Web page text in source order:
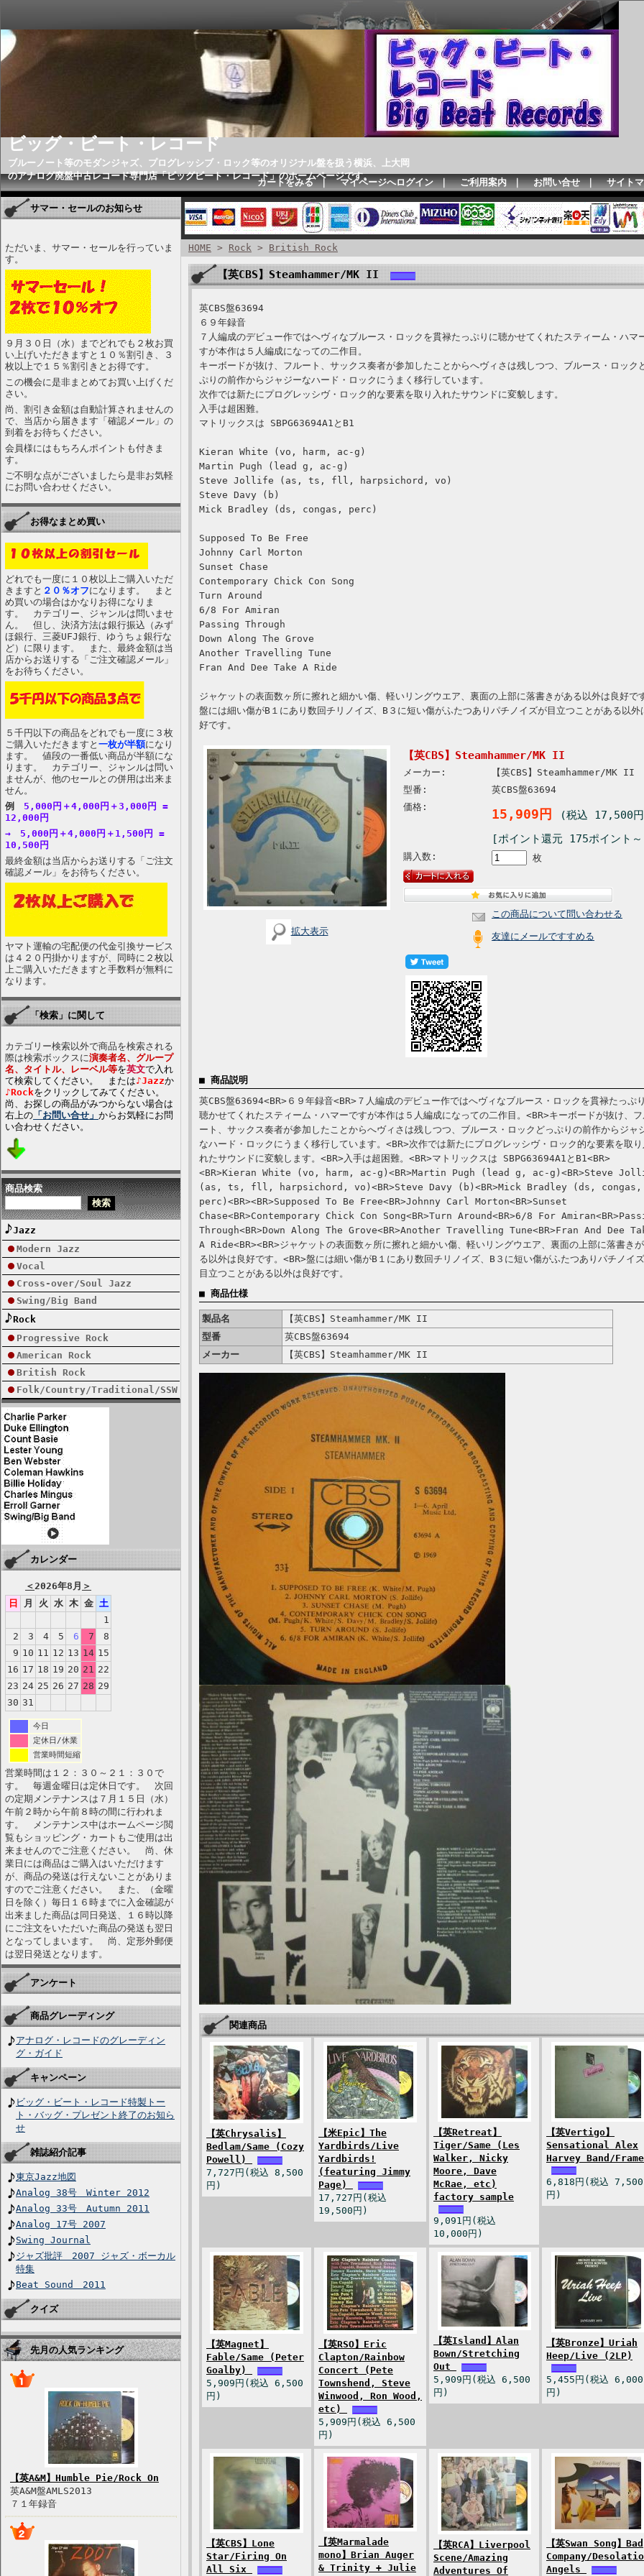
ビッグ・ビート・レコード
ブルーノート等のモダンジャズ、プログレッシブ・ロック等のオリジナル盤を扱う横浜、上大岡
のアナログ廃盤中古レコード専門店「ビッグビート・レコード」のホームページです。
カートをみる｜ マイページへログイン｜ ご利用案内｜ お問い合せ｜ サイト
サマー・セールのお知らせ
ただいま、サマー・セールを行っていま
す。
９月３０日（水）までどれでも２枚お買
い上げいただきますと１０％割引き、３
枚以上で１５％割引きとお得です。
この機会に是非まとめてお買い上げくだ
さい。
尚、割引き金額は自動計算されませんの
で、当店から届きます「確認メール」の
到着をお待ちください。
会員様にはもちろんポイントも付きま
す。
ご不明な点がございましたら是非お気軽
にお問い合わせください。
お得なまとめ買い
どれでも一度に１０枚以上ご購入いただ
きますと ２０％オフになります。 まと
め買いの場合はかなりお得になりま
す。 カテゴリー、ジャンルは問いませ
ん。 但し、決済方法は銀行振込（みず
ほ銀行、三菱UFJ銀行、ゆうちょ銀行な
ど）に限ります。 また、最終金額は当
店からお送りする「ご注文確認メール」
をお待ちください。
５千円以下の商品をどれでも一度に３枚
ご購入いただきますと 一枚が半額になり
ます。 値段の一番低い商品が半額にな
ります。 カテゴリー、ジャンルは問い
ませんが、他のセールとの併用は出来ま
せん。
例
5,000円＋4,000円＋3,000円 =
12,000円
→ 5,000円＋4,000円＋1,500円 =
10,500円
最終金額は当店からお送りする「ご注文
確認メール」をお待ちください。
ヤマト運輸の宅配便の代金引換サービス
は４２０円掛かりますが、同時に２枚以
上ご購入いただきますと手数料が無料に
なります。
「検索」に関して
カテゴリー検索以外で商品を検索される
際は検索ボックスに演奏者名、グループ
名、タイトル、レーベル等を英文で入れ
て検索してください。 または♪Jazzか
♪Rockをクリックしてみてください。
尚、お探しの商品がみつからない場合は
右上の 「お問い合せ」 からお気軽にお問
い合わせください。
商品検索
Jazz
Modern Jazz
Vocal
Cross-over/Soul Jazz
Swing/Big Band
Rock
Progressive Rock
American Rock
British Rock
Folk/Country/Traditional/SSW
カレンダー
＜2026年8月 ＞
日
月 火 水 木 金 土
1
2
3 4 5 6 7
8
9 10 11 12 13 14 15
16 17 18 19 20 21 22
23 24 25 26 27 28 29
30 31
今日
定休日/休業
営業時間短縮
営業時間は１２：３０～２１：３０で
す。 毎週金曜日は定休日です。 次回
の定期メンテナンスは７月１５日（水）
午前２時から午前８時の間に行われま
す。 メンテナンス中はホームページ閲
覧もショッピング・カートもご使用は出
来ませんのでご注意ください。 尚、休
業日には商品はご購入はいただけます
が、商品の発送は行えないことがありま
すのでご注意ください。 また、（金曜
日を除く）毎日１６時までに入金確認が
出来ました商品は同日発送、１６時以降
にご注文をいただいた商品の発送も翌日
となってしまいます。 尚、定形外郵便
は翌日発送となります。
アンケート
商品グレーディング
アナログ・レコードのグレーディン
グ・ガイド
キャンペーン
ビッグ・ビート・レコード特製トー
ト・バッグ・プレゼント終了のお知ら
せ
雑誌紹介記事
東京Jazz地図
Analog 38号 Winter 2012
Analog 33号 Autumn 2011
Analog 17号 2007
Swing Journal
ジャズ批評 2007 ジャズ・ボーカル
特集
Beat Sound 2011
クイズ
先月の人気ランキング
【英A&M】Humble Pie/Rock On
英A&M盤AMLS2013
７１年録音
HOME > Rock > British Rock
【英CBS】Steamhammer/MK II
英CBS盤63694
６９年録音
７人編成のデビュー作ではへヴィなブルース・ロックを貫禄たっぷりに聴かせてくれたスティーム・ハマ
すが本作は５人編成になっての二作目。
キーボードが抜け、フルート、サックス奏者が参加したことからへヴィさは残しつつ、ブルース・ロック
ぷりの前作からジャジーなハード・ロックにうまく移行しています。
次作では新たにプログレッシヴ・ロック的な要素を取り入れたサウンドに変貌します。
入手は超困難。
マトリックスは SBPG63694A1とB1
Kieran White (vo, harm, ac-g)
Martin Pugh (lead g, ac-g)
Steve Jollife (as, ts, fll, harpsichord, vo)
Steve Davy (b)
Mick Bradley (ds, congas, perc)
Supposed To Be Free
Johnny Carl Morton
Sunset Chase
Contemporary Chick Con Song
Turn Around
6/8 For Amiran
Passing Through
Down Along The Grove
Another Travelling Tune
Fran And Dee Take A Ride
ジャケットの表面数ヶ所に擦れと細かい傷、軽いリングウエア、裏面の上部に落書きがある以外は良好で
盤には細い傷がB１にあり数回チリノイズ、B３に短い傷がふたつありパチノイズが目立つことがある以外
好です。
拡大表示
【英CBS】Steamhammer/MK II
メーカー:
【英CBS】Steamhammer/MK II
型番:
英CBS盤63694
価格:
15,909円
(税込 17,500
[ポイント還元 175ポイント
購入数: 枚
この商品について問い合わせる
友達にメールですすめる
■ 商品説明
英CBS盤63694<BR>６９年録音<BR>７人編成のデビュー作ではへヴィなブルース・ロックを貫禄たっぷ
聴かせてくれたスティーム・ハマーですが本作は５人編成になっての二作目。<BR>キーボードが抜け、
ート、サックス奏者が参加したことからへヴィさは残しつつ、ブルース・ロックどっぷりの前作からジャ
なハード・ロックにうまく移行しています。<BR>次作では新たにプログレッシヴ・ロック的な要素を取
れたサウンドに変貌します。<BR>入手は超困難。<BR>マトリックスは SBPG63694A1とB1<BR>
<BR>Kieran White (vo, harm, ac-g)<BR>Martin Pugh (lead g, ac-g)<BR>Steve
(as, ts, fll, harpsichord, vo)<BR>Steve Davy (b)<BR>Mick Bradley (ds, congas,
perc)<BR><BR>Supposed To Be Free<BR>Johnny Carl Morton<BR>Sunset
Chase<BR>Contemporary Chick Con Song<BR>Turn Around<BR>6/8 For
Through<BR>Down Along The Grove<BR>Another Travelling Tune<BR>Fran And Dee
A Ride<BR><BR>ジャケットの表面数ヶ所に擦れと細かい傷、軽いリングウエア、裏面の上部に落書き
る以外は良好です。<BR>盤には細い傷がB１にあり数回チリノイズ、B３に短い傷がふたつありパチノイ
目立つことがある以外は良好です。
■ 商品仕様
製品名
【英CBS】Steamhammer/MK II
型番
英CBS盤63694
メーカー
【英CBS】Steamhammer/MK II
関連商品
【英Chrysalis】
Bedlam/Same (Cozy
Powell)
7,727円(税込 8,500
円)
【米Epic】The
Yardbirds/Live
Yardbirds!
(featuring Jimmy
Page)
17,727円(税込
19,500円)
【英Retreat】
Tiger/Same (Les
Walker, Nicky
Moore, Dave
McRae, etc)
factory sample
9,091円(税込
10,000円)
【英Vertigo】
Sensational Alex
Harvey Band/
6,818円(税込 7,500
円)
【英Magnet】
Fable/Same (Peter
Goalby)
5,909円(税込 6,500
円)
【英RSO】Eric
Clapton/Rainbow
Concert (Pete
Townshend, Steve
Winwood, Ron Wood,
etc)
5,909円(税込 6,500
円)
【英Island】Alan
Bown/Stretching
Out
5,909円(税込 6,500
円)
【英Bronze】Uriah
Heep/Live (2LP)
5,455円(税込 6,000
円)
【英CBS】Lone
Star/Firing On
All Six
【英Marmalade
mono】Brian Auger
& Trinity + Julie
【英RCA】Liverpool
Scene/Amazing
Adventures Of
【英Swan Song】Bad
Company/
Angels